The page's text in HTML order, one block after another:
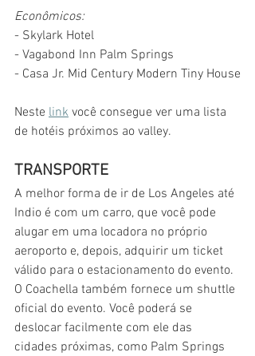
Econômicos:
- Skylark Hotel
- Vagabond Inn Palm Springs
- Casa Jr. Mid Century Modern Tiny House
Neste link você consegue ver uma lista
de hotéis próximos ao valley.
TRANSPORTE
A melhor forma de ir de Los Angeles até
Indio é com um carro, que você pode
alugar em uma locadora no próprio
aeroporto e, depois, adquirir um ticket
válido para o estacionamento do evento.
O Coachella também fornece um shuttle
oficial do evento. Você poderá se
deslocar facilmente com ele das
cidades próximas, como Palm Springs